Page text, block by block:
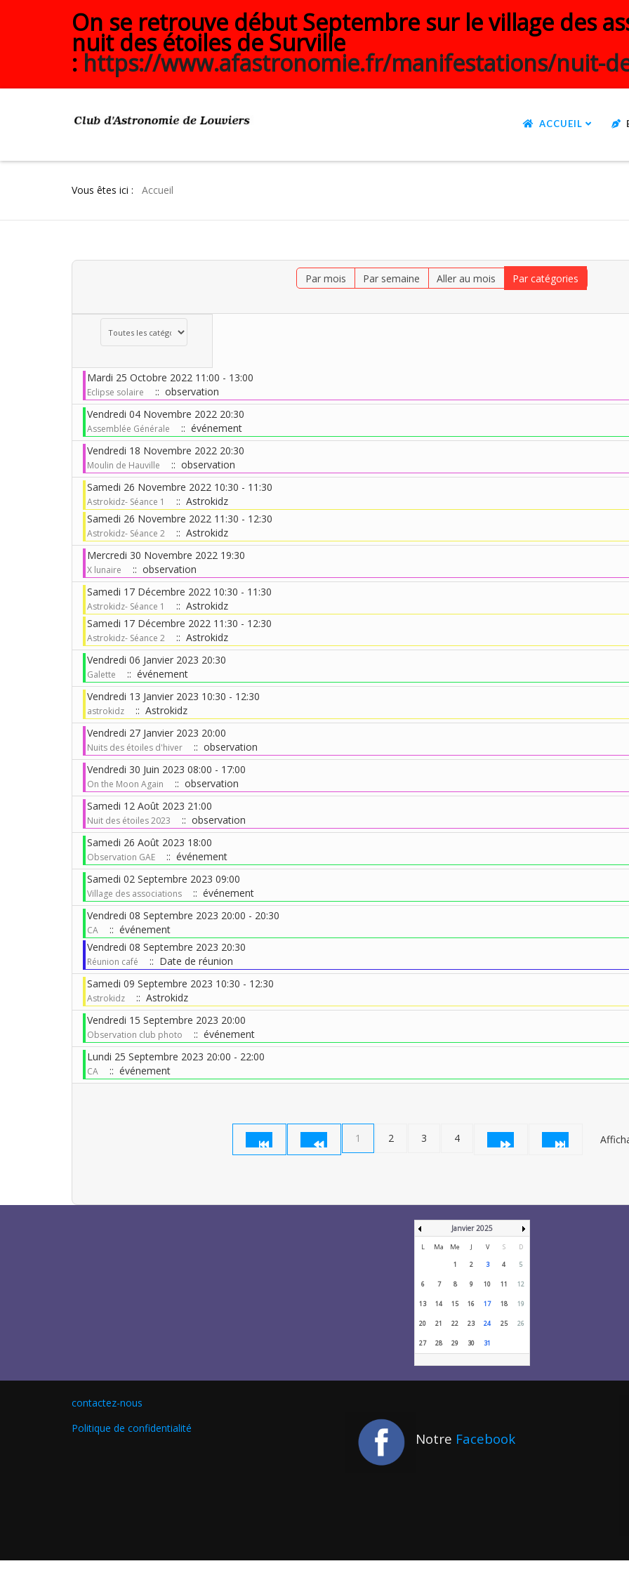
On se retrouve début Septembre sur le village des
nuit des étoiles de Surville
: https://www.afastronomie.fr/manifestations/nuit-
ACCUEIL
Vous êtes ici : Accueil
Par mois Par semaine Aller au mois Par catégories
Mardi 25 Octobre 2022 11:00 - 13:00
Eclipse solaire
:: observation
Vendredi 04 Novembre 2022 20:30
Assemblée Générale
:: événement
Vendredi 18 Novembre 2022 20:30
Moulin de Hauville
:: observation
Samedi 26 Novembre 2022 10:30 - 11:30
Astrokidz- Séance 1
:: Astrokidz
Samedi 26 Novembre 2022 11:30 - 12:30
Astrokidz- Séance 2
:: Astrokidz
Mercredi 30 Novembre 2022 19:30
X lunaire
:: observation
Samedi 17 Décembre 2022 10:30 - 11:30
Astrokidz- Séance 1
:: Astrokidz
Samedi 17 Décembre 2022 11:30 - 12:30
Astrokidz- Séance 2
:: Astrokidz
Vendredi 06 Janvier 2023 20:30
Galette
:: événement
Vendredi 13 Janvier 2023 10:30 - 12:30
astrokidz
:: Astrokidz
Vendredi 27 Janvier 2023 20:00
Nuits des étoiles d'hiver
:: observation
Vendredi 30 Juin 2023 08:00 - 17:00
On the Moon Again
:: observation
Samedi 12 Août 2023 21:00
Nuit des étoiles 2023
:: observation
Samedi 26 Août 2023 18:00
Observation GAE
:: événement
Samedi 02 Septembre 2023 09:00
Village des associations
:: événement
Vendredi 08 Septembre 2023 20:00 - 20:30
CA
:: événement
Vendredi 08 Septembre 2023 20:30
Réunion café
:: Date de réunion
Samedi 09 Septembre 2023 10:30 - 12:30
Astrokidz
:: Astrokidz
Vendredi 15 Septembre 2023 20:00
Observation club photo
:: événement
Lundi 25 Septembre 2023 20:00 - 22:00
CA :: événement
1 2 3 4
Janvier 2025
L Ma Me J V S
D
1
2 3 4 5
6 7 8 9 10 11 12
13 14 15 16 17 18 19
20 21 22 23 24 25 26
27 28 29 30 31
contactez-nous
Politique de confidentialité
Notre Facebook